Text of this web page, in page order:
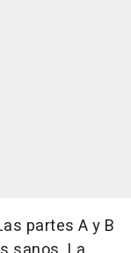
partes A y B